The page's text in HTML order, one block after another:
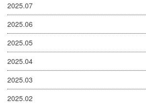
2025.07
2025.06
2025.05
2025.04
2025.03
2025.02